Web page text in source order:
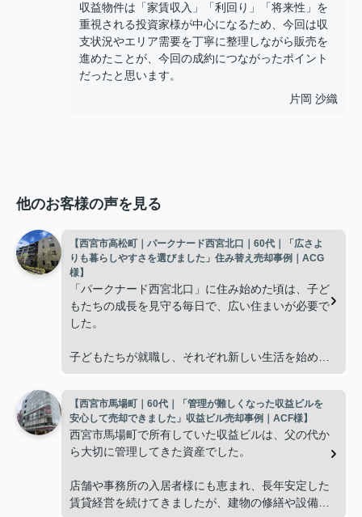
収益物件は「家賃収入」「利回り」「将来性」を
重視される投資家様が中心になるため、今回は収
支状況やエリア需要を丁寧に整理しながら販売を
進めたことが、今回の成約につながったポイント
だったと思います。
片岡 沙織
他のお客様の声を見る
【西宮市高松町｜パークナード西宮北口｜60代｜「広さよ
りも暮らしやすさを選びました」住み替え売却事例｜ACG
様】
「パークナード西宮北口」に住み始めた頃は、子ど
もたちの成長を見守る毎日で、広い住まいが必要で
した。
子どもたちが就職し、それぞれ新しい生活を始める
使わない部屋が増え、
「今の私たちには少し広すぎるね。」
掃除や管理の負担も考え、夫婦二人にちょうど良い
【西宮市馬場町｜60代｜「管理が難しくなった収益ビルを
安心して売却できました」収益ビル売却事例｜ACF様】
西宮市馬場町で所有していた収益ビルは、父の代か
ら大切に管理してきた資産でした。
店舗や事務所の入居者様にも恵まれ、長年安定した
賃貸経営を続けてきましたが、建物の修繕や設備更